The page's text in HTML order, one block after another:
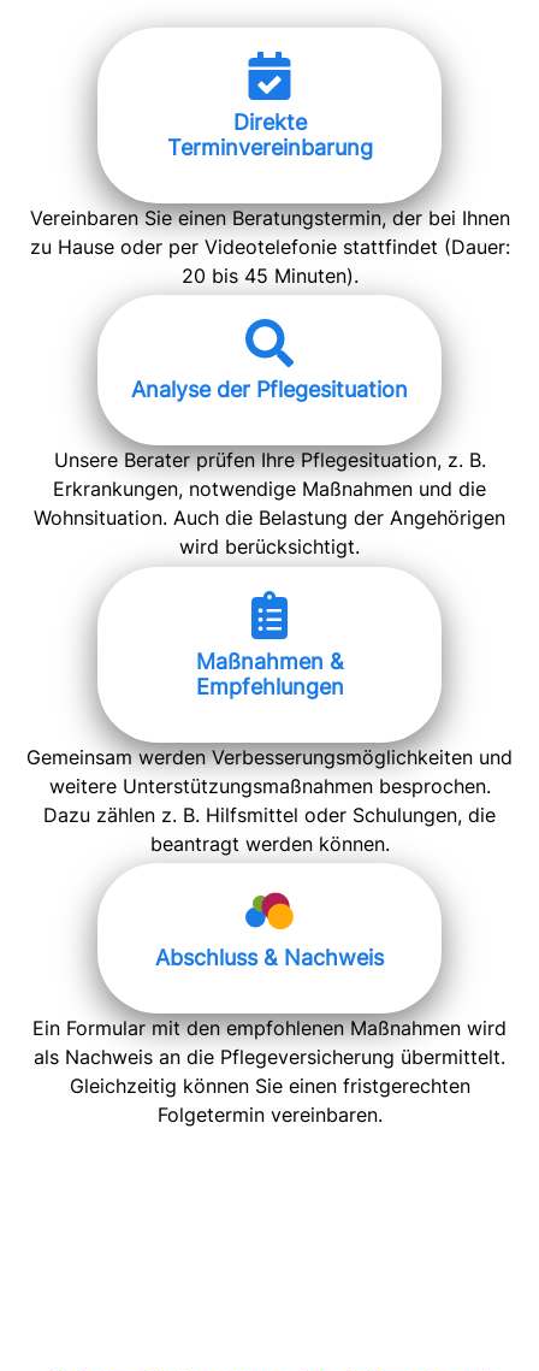
Direkte
Terminvereinbarung
Vereinbaren Sie einen Beratungstermin, der bei Ihnen
zu Hause oder per Videotelefonie stattfindet (Dauer:
20 bis 45 Minuten).
Analyse der Pflegesituation
Unsere Berater prüfen Ihre Pflegesituation, z. B.
Erkrankungen, notwendige Maßnahmen und die
Wohnsituation. Auch die Belastung der Angehörigen
wird berücksichtigt.
Maßnahmen &
Empfehlungen
Gemeinsam werden Verbesserungsmöglichkeiten und
weitere Unterstützungsmaßnahmen besprochen.
Dazu zählen z. B. Hilfsmittel oder Schulungen, die
beantragt werden können.
Abschluss & Nachweis
Ein Formular mit den empfohlenen Maßnahmen wird
als Nachweis an die Pflegeversicherung übermittelt.
Gleichzeitig können Sie einen fristgerechten
Folgetermin vereinbaren.